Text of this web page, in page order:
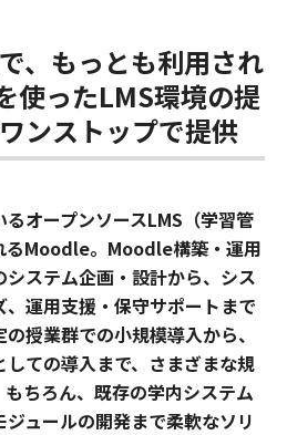
、もっとも利用され
使ったLMS環境の提
ンストップで提供
るオープンソースLMS（学習管
るMoodle。Moodle構築・運用
ステム企画・設計から、シス
運用支援・保守サポートまで
授業群での小規模導入から、
ての導入まで、さまざまな規
ちろん、既存の学内システム
ュールの開発まで柔軟なソリ